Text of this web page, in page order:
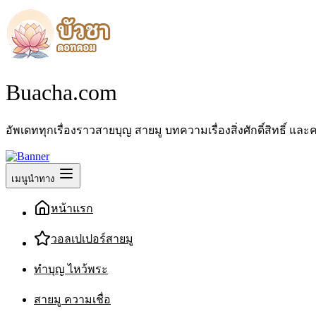
Buacha.com
อัพเดททุกเรื่องราวสายบุญ สายมู บทความเรื่องสิ่งศักดิ์สิทธิ์ และ
เมนูนำทาง
หน้าแรก
วอลเปเปอร์สายมู
ทำบุญ ไหว้พระ
สายมู ความเชื่อ